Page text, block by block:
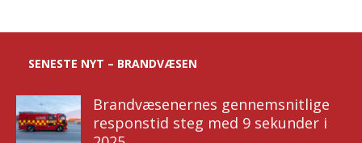
SENESTE NYT – BRANDVÆSEN
Brandvæsenernes gennemsnitlige
responstid steg med 9 sekunder i